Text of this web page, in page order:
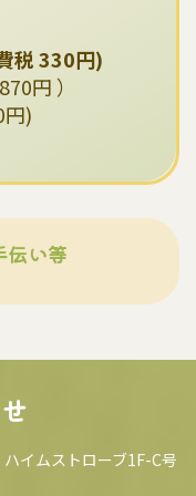
税 330円)
円 ）
)
伝い等
イムストローブ1F-C号